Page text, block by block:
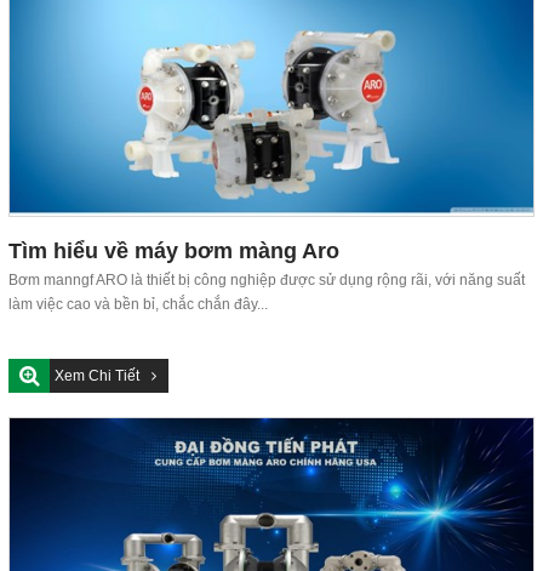
Tìm hiểu về máy bơm màng Aro
Bơm manngf ARO là thiết bị công nghiệp được sử dụng rộng rãi, với năng suất
làm việc cao và bền bỉ, chắc chắn đây...
Xem Chi Tiết